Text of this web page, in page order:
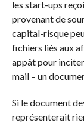
les start-ups
provenant de
capital-risque
fichiers liés aux
appât pour
mail – un
Si le document
représenterait